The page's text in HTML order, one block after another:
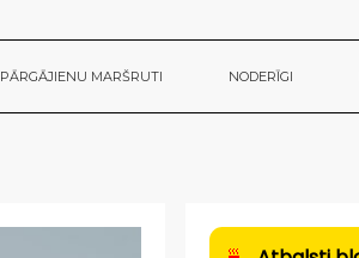
PĀRGĀJIENU MARŠRUTI NODERĪGI